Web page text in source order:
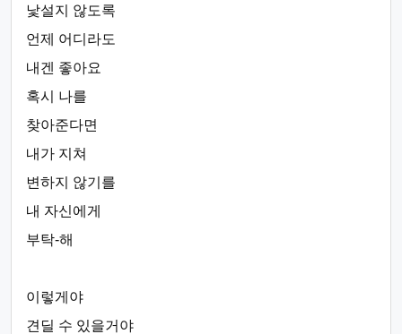
낯설지 않도록
언제 어디라도
내겐 좋아요
혹시 나를
찾아준다면
내가 지쳐
변하지 않기를
내 자신에게
부탁-해
이렇게야
견딜 수 있을거야